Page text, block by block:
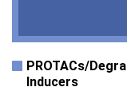
PROTACs/
Inducers